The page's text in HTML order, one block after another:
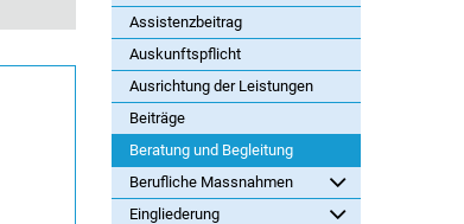
Assistenzbeitrag
Auskunftspflicht
Ausrichtung der Leistungen
Beiträge
Beratung und Begleitung
Berufliche Massnahmen
Eingliederung